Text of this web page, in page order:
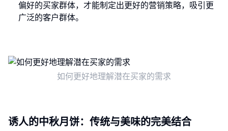
偏好的买家群体，才能制定出更好的营销策略，吸引更
广泛的客户群体。
如何更好地理解潜在买家的需求
诱人的中秋月饼：传统与美味的完美结合